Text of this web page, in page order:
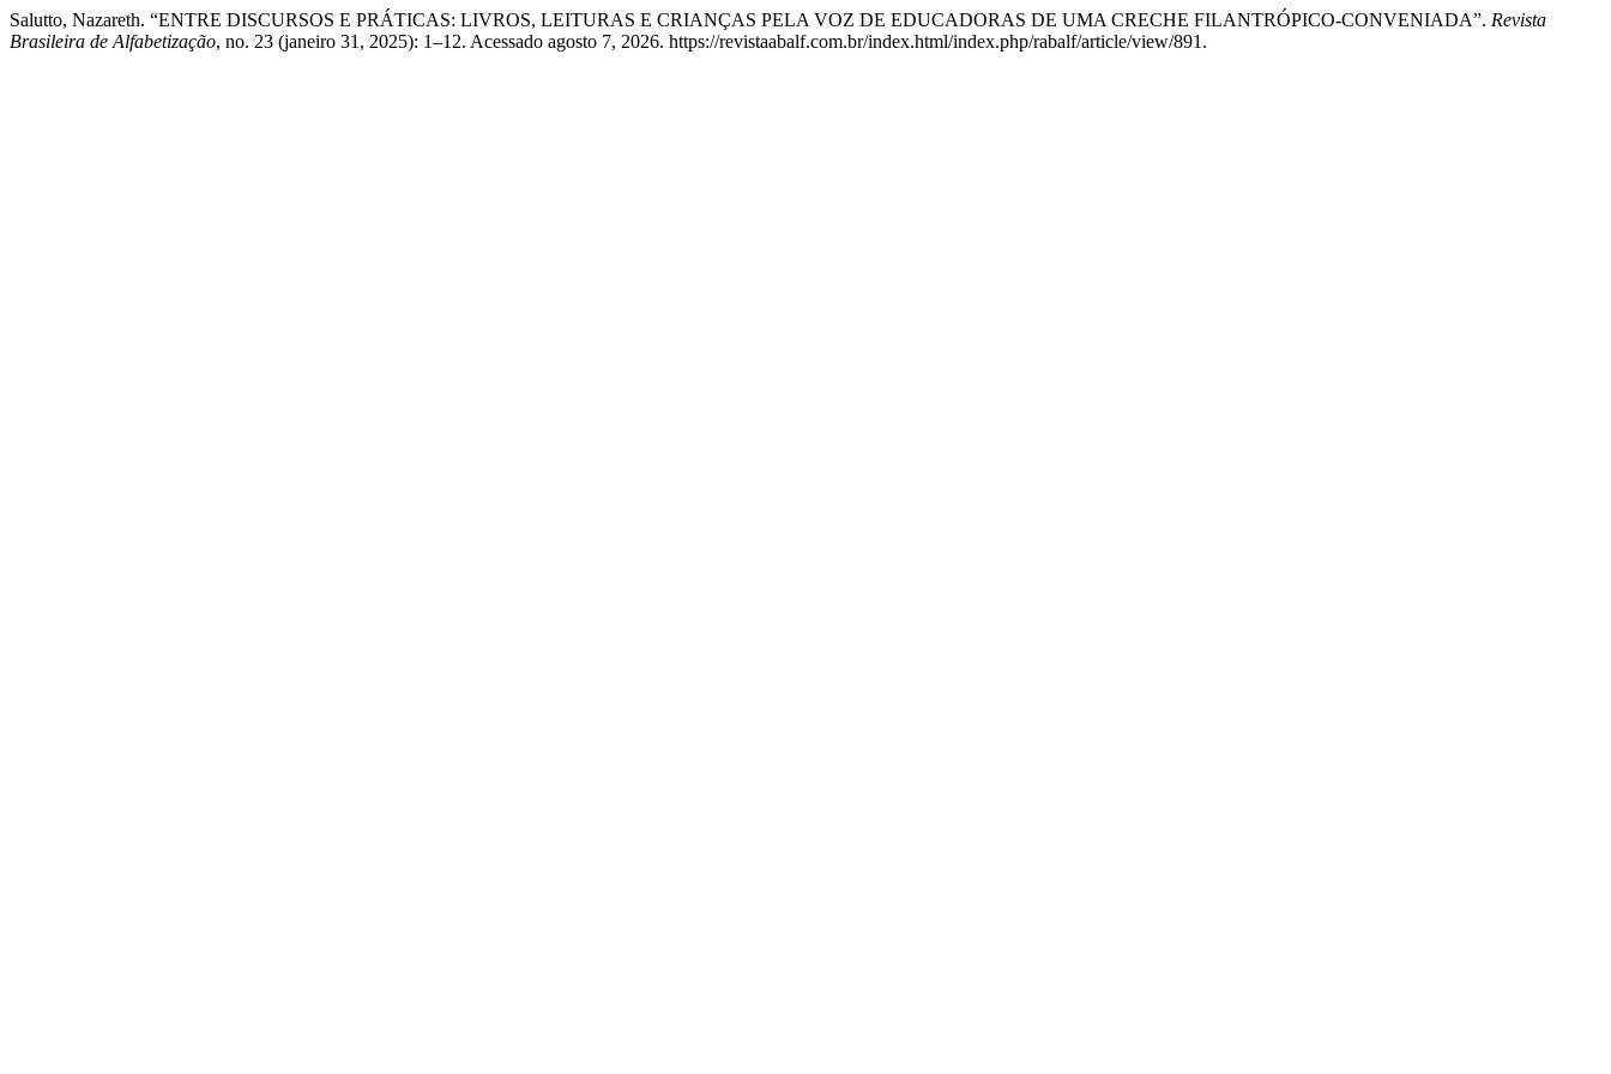
Salutto, Nazareth. “ENTRE DISCURSOS E PRÁTICAS: LIVROS, LEITURAS E CRIANÇAS PELA VOZ DE EDUCADORAS DE UMA CRECHE FILANTRÓPICO-CONVENIADA”. Revista
Brasileira de Alfabetização, no. 23 (janeiro 31, 2025): 1–12. Acessado agosto 7, 2026. https://revistaabalf.com.br/index.html/index.php/rabalf/article/view/891.